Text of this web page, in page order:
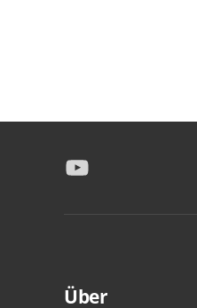
YouTube
Über